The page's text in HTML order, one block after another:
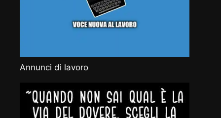
Annunci di lavoro